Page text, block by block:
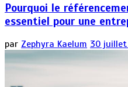
Pourquoi le
essentiel pour une
par Zephyra Kaelum 30